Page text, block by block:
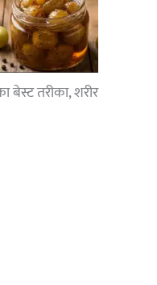
बेस्ट तरीका, शरीर